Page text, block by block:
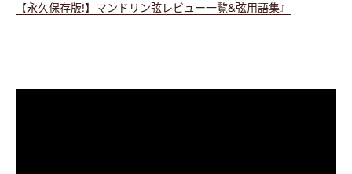
【永久保存版!】マンドリン弦レビュー一覧&弦用語集』